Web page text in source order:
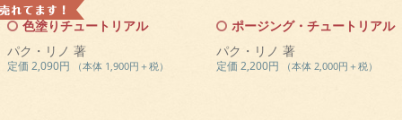
色塗りチュートリアル
パク・リノ 著
定価 2,090円 （本体 1,900円＋税）
ポージング・チュートリアル
パク・リノ 著
定価 2,200円 （本体 2,000円＋税）